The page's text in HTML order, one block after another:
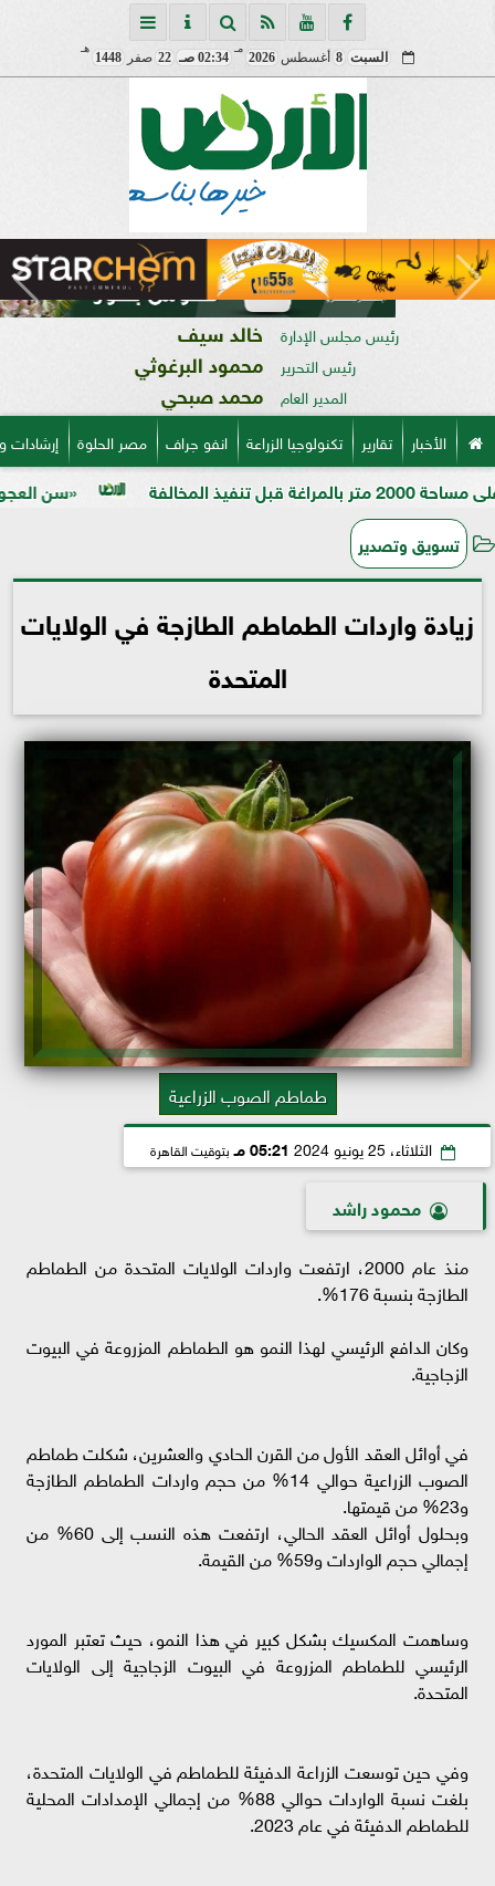
السبت 8 أغسطس 2026
مـ
02:34 صـ 22 صفر 1448
هـ
رئيس مجلس الإدارة خالد سيف
رئيس التحرير محمود البرغوثي
المدير العام محمد صبحي
الأخبار تقارير تكنولوجيا الزراعة انفو جراف مصر الحلوة
«سن العجوز» في الذرة
تسويق وتصدير
زيادة واردات الطماطم الطازجة في الولايات
المتحدة
طماطم الصوب الزراعية
الثلاثاء، 25 يونيو 2024 05:21 مـ بتوقيت القاهرة
محمود راشد
منذ عام 2000، ارتفعت واردات الولايات المتحدة من الطماطم
الطازجة بنسبة 176%.
وكان الدافع الرئيسي لهذا النمو هو الطماطم المزروعة في البيوت
الزجاجية.
في أوائل العقد الأول من القرن الحادي والعشرين، شكلت طماطم
الصوب الزراعية حوالي 14% من حجم واردات الطماطم الطازجة
و23% من قيمتها.
وبحلول أوائل العقد الحالي، ارتفعت هذه النسب إلى 60% من
إجمالي حجم الواردات و59% من القيمة.
وساهمت المكسيك بشكل كبير في هذا النمو، حيث تعتبر المورد
الرئيسي للطماطم المزروعة في البيوت الزجاجية إلى الولايات
المتحدة.
وفي حين توسعت الزراعة الدفيئة للطماطم في الولايات المتحدة،
بلغت نسبة الواردات حوالي 88% من إجمالي الإمدادات المحلية
للطماطم الدفيئة في عام 2023.